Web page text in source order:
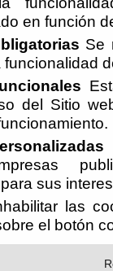
en función
Se
funcionalidad
del Sitio
sus
las
el botón
aquí:Inicio // ACTA
Rágol
Empleo Temporal -